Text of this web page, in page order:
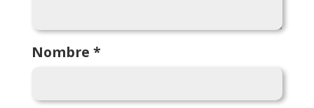
Nombre *